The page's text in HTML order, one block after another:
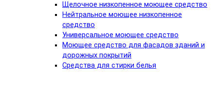
Щелочное низкопенное моющее средство
Нейтральное моющее низкопенное
средство
Универсальное моющее средство
Моющее средство для фасадов зданий и
дорожных покрытий
Средства для стирки белья